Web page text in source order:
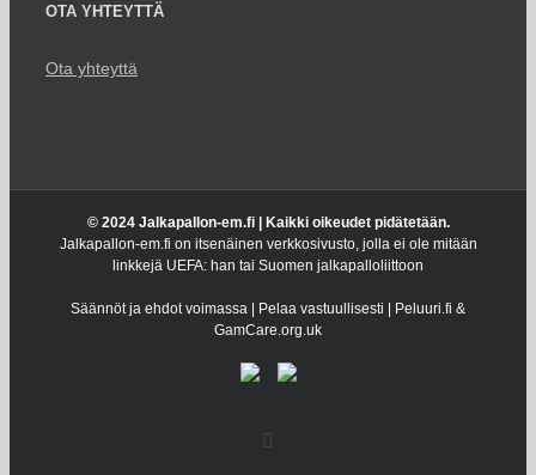
OTA YHTEYTTÄ
Ota yhteyttä
© 2024 Jalkapallon-em.fi | Kaikki oikeudet pidätetään.
Jalkapallon-em.fi on itsenäinen verkkosivusto, jolla ei ole mitään
linkkejä UEFA: han tai Suomen jalkapalloliittoon
Säännöt ja ehdot voimassa | Pelaa vastuullisesti | Peluuri.fi &
GamCare.org.uk